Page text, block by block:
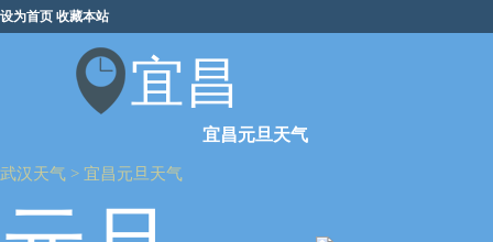
设为首页 收藏本站
宜昌
宜昌元旦天气
武汉天气 > 宜昌元旦天气